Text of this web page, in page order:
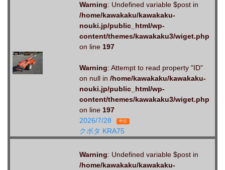
Warning: Undefined variable $post in
/home/kawakaku/kawakaku-
nouki.jp/public_html/wp-
content/themes/kawakaku3/wiget.php
on line 197
Warning: Attempt to read property "ID"
on null in /home/kawakaku/kawakaku-
nouki.jp/public_html/wp-
content/themes/kawakaku3/wiget.php
on line 197
2026/7/28
中古
クボタ KRA75
Warning: Undefined variable $post in
/home/kawakaku/kawakaku-